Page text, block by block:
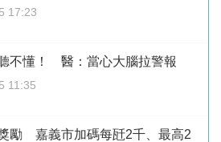
17:23
不懂！ 醫：當心大腦拉警報
11:35
勵 嘉義市加碼每瓩2千、最高2